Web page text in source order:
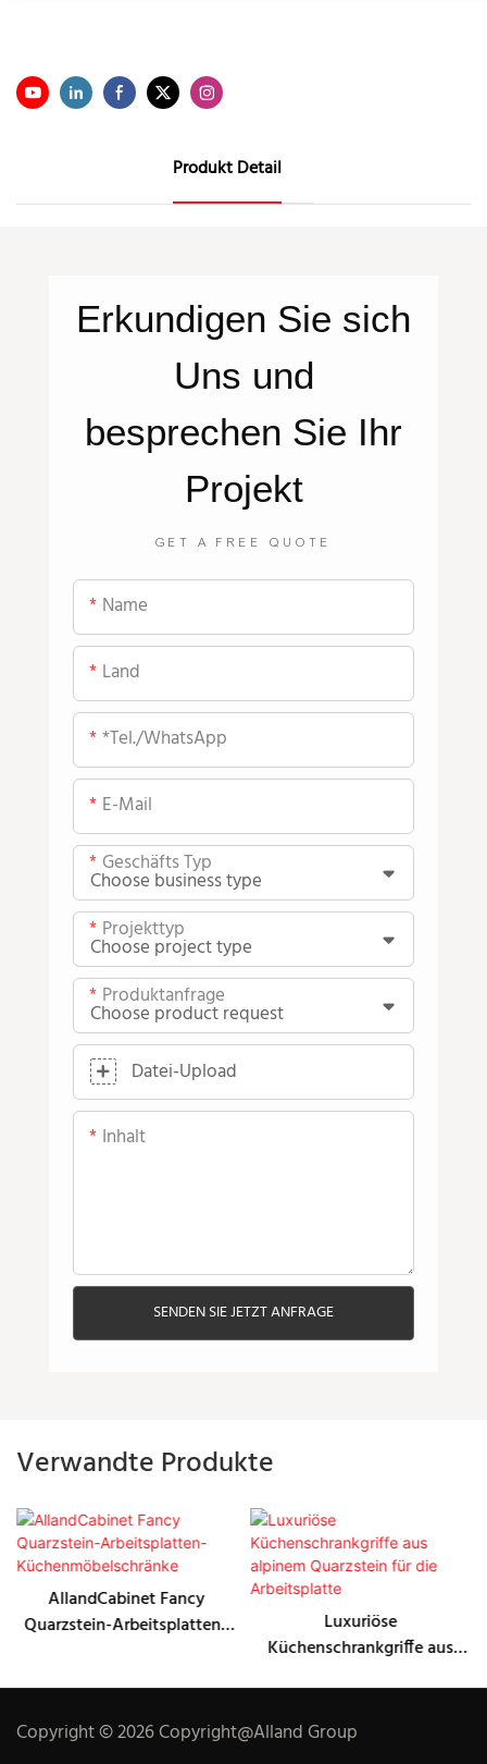
Produkt Detail
Erkundigen Sie sich
Uns und
besprechen Sie Ihr
Projekt
GET A FREE QUOTE
Name
Land
*Tel./WhatsApp
E-Mail
Geschäfts Typ
Projekttyp
Produktanfrage
Datei-Upload
Inhalt
SENDEN SIE JETZT ANFRAGE
Verwandte Produkte
AllandCabinet Fancy
Quarzstein-Arbeitsplatten-
Luxuriöse
Küchenschrankgriffe aus
Copyright © 2026 Copyright@Alland Group